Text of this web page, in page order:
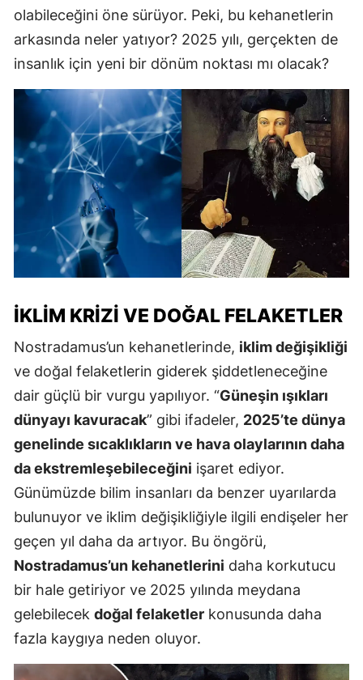
olabileceğini öne sürüyor. Peki, bu kehanetlerin
arkasında neler yatıyor? 2025 yılı, gerçekten de
insanlık için yeni bir dönüm noktası mı olacak?
İKLIM KRIZI VE DOĞAL FELAKETLER
Nostradamus’un kehanetlerinde, iklim değişikliği
ve doğal felaketlerin giderek şiddetleneceğine
dair güçlü bir vurgu yapılıyor. “Güneşin ışıkları
dünyayı kavuracak” gibi ifadeler, 2025’te dünya
genelinde sıcaklıkların ve hava olaylarının daha
da ekstremleşebileceğini işaret ediyor.
Günümüzde bilim insanları da benzer uyarılarda
bulunuyor ve iklim değişikliğiyle ilgili endişeler her
geçen yıl daha da artıyor. Bu öngörü,
Nostradamus’un kehanetlerini daha korkutucu
bir hale getiriyor ve 2025 yılında meydana
gelebilecek doğal felaketler konusunda daha
fazla kaygıya neden oluyor.